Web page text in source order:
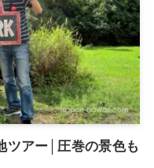
ツアー│圧巻の景色も